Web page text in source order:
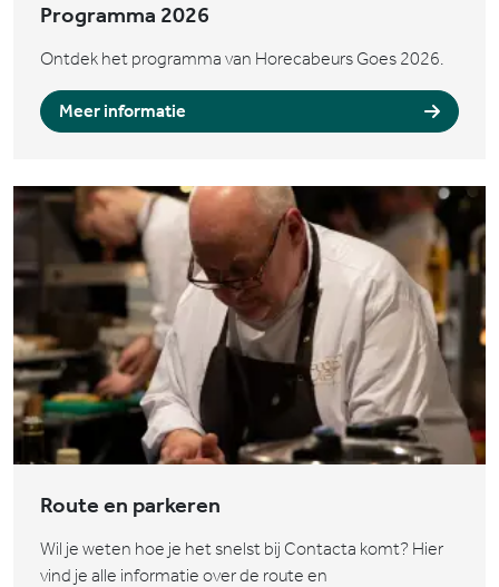
Programma 2026
Ontdek het programma van Horecabeurs Goes 2026.
Meer informatie
Route en parkeren
Wil je weten hoe je het snelst bij Contacta komt? Hier
vind je alle informatie over de route en